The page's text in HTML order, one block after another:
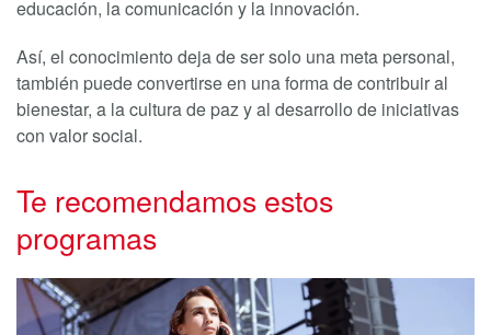
educación, la comunicación y la innovación.
Así, el conocimiento deja de ser solo una meta personal,
también puede convertirse en una forma de contribuir al
bienestar, a la cultura de paz y al desarrollo de iniciativas
con valor social.
Te recomendamos estos
programas